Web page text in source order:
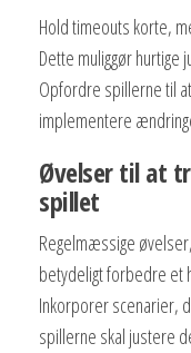
Hold timeouts korte,
Dette muliggør hurtige
Opfordre spillerne til
implementere
Øvelser til at
spillet
Regelmæssige
betydeligt forbedre et
Inkorporer scenarier,
spillerne skal justere